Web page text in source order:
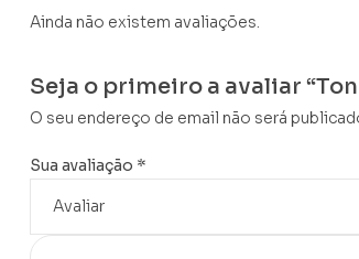
Ainda não existem avaliações.
Seja o primeiro a avaliar
O seu endereço de email não será
Sua avaliação *